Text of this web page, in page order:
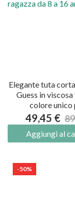
Elegante tuta
Guess in
colore unico
49,45 €
Aggiungi al
-50%